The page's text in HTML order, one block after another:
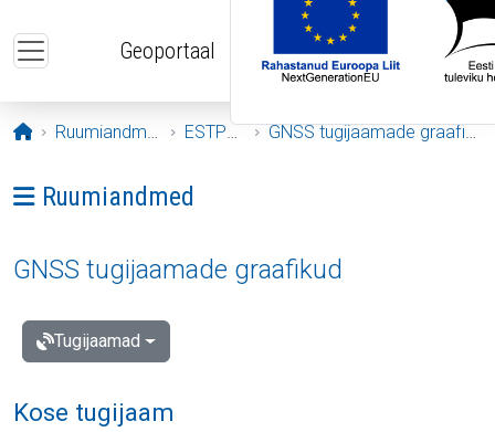
Geoportaal
Avaleht
Ruumiandmed ESTPOS GNSS tugijaamade graafikud
Ava menüü: Ruumiandmed
Ruumiandmed
GNSS tugijaamade graafikud
Tugijaamad
Kose tugijaam